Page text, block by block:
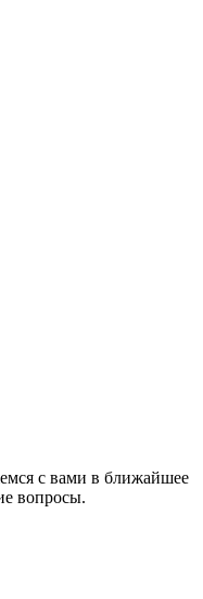
с вами в ближайшее
вопросы.